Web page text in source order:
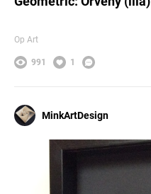
Op Art
991 1
MinkArtDesign